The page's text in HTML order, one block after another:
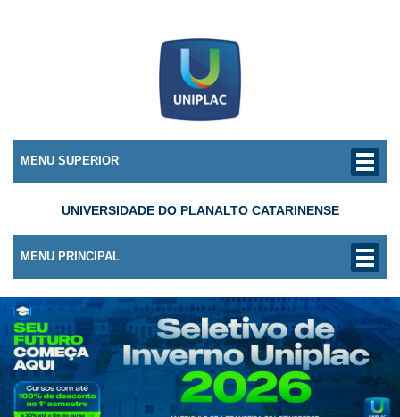
MENU SUPERIOR
UNIVERSIDADE DO PLANALTO CATARINENSE
MENU PRINCIPAL